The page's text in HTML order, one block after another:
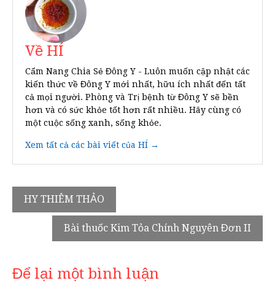
Về HÍ
Cẩm Nang Chia Sẻ Đông Y - Luôn muốn cập nhật các
kiến thức về Đông Y mới nhất, hữu ích nhất đến tất
cả mọi người. Phòng và Trị bệnh từ Đông Y sẽ bền
hơn và có sức khỏe tốt hơn rất nhiều. Hãy cùng có
một cuộc sống xanh, sống khỏe.
Xem tất cả các bài viết của HÍ →
Điều
hướng
HY THIÊM THẢO
Bài thuốc Kim Tỏa Chính Nguyên Đơn II
Để lại một bình luận